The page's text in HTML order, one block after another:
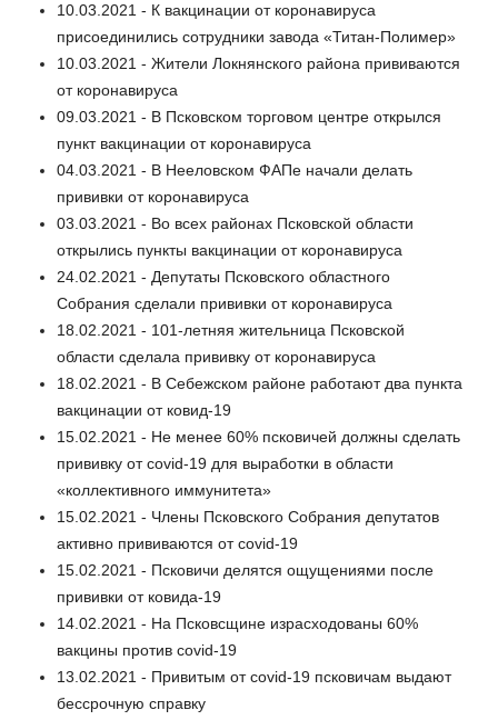
10.03.2021 - К вакцинации от коронавируса
присоединились сотрудники завода «Титан-Полимер»
10.03.2021 - Жители Локнянского района прививаются
от коронавируса
09.03.2021 - В Псковском торговом центре открылся
пункт вакцинации от коронавируса
04.03.2021 - В Нееловском ФАПе начали делать
прививки от коронавируса
03.03.2021 - Во всех районах Псковской области
открылись пункты вакцинации от коронавируса
24.02.2021 - Депутаты Псковского областного
Собрания сделали прививки от коронавируса
18.02.2021 - 101-летняя жительница Псковской
области сделала прививку от коронавируса
18.02.2021 - В Себежском районе работают два пункта
вакцинации от ковид-19
15.02.2021 - Не менее 60% псковичей должны сделать
прививку от covid-19 для выработки в области
«коллективного иммунитета»
15.02.2021 - Члены Псковского Собрания депутатов
активно прививаются от covid-19
15.02.2021 - Псковичи делятся ощущениями после
прививки от ковида-19
14.02.2021 - На Псковсщине израсходованы 60%
вакцины против covid-19
13.02.2021 - Привитым от covid-19 псковичам выдают
бессрочную справку